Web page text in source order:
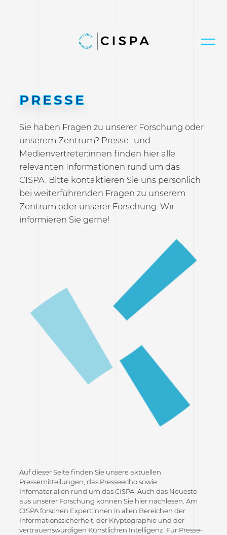
PRESSE
Sie haben Fragen zu unserer Forschung oder
unserem Zentrum? Presse- und
Medienvertreter:innen finden hier alle
relevanten Informationen rund um das
CISPA. Bitte kontaktieren Sie uns persönlich
bei weiterführenden Fragen zu unserem
Zentrum oder unserer Forschung. Wir
informieren Sie gerne!
Auf dieser Seite finden Sie unsere aktuellen
Pressemitteilungen, das Presseecho sowie
Infomaterialien rund um das CISPA. Auch das Neueste
aus unserer Forschung können Sie hier nachlesen. Am
CISPA forschen Expert:innen in allen Bereichen der
Informationssicherheit, der Kryptographie und der
vertrauenswürdigen Künstlichen Intelligenz. Für Presse-